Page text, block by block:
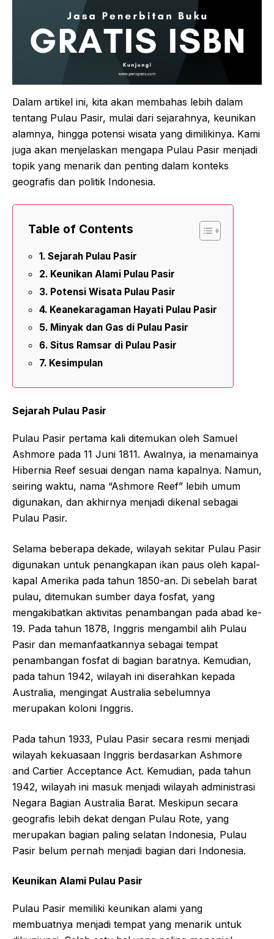
Dalam artikel ini, kita akan membahas lebih dalam
tentang Pulau Pasir, mulai dari sejarahnya, keunikan
alamnya, hingga potensi wisata yang dimilikinya. Kami
juga akan menjelaskan mengapa Pulau Pasir menjadi
topik yang menarik dan penting dalam konteks
geografis dan politik Indonesia.
Table of Contents
Sejarah Pulau Pasir
Keunikan Alami Pulau Pasir
Potensi Wisata Pulau Pasir
Keanekaragaman Hayati Pulau Pasir
Minyak dan Gas di Pulau Pasir
Situs Ramsar di Pulau Pasir
Kesimpulan
Sejarah Pulau Pasir
Pulau Pasir pertama kali ditemukan oleh Samuel
Ashmore pada 11 Juni 1811. Awalnya, ia menamainya
Hibernia Reef sesuai dengan nama kapalnya. Namun,
seiring waktu, nama “Ashmore Reef” lebih umum
digunakan, dan akhirnya menjadi dikenal sebagai
Pulau Pasir.
Selama beberapa dekade, wilayah sekitar Pulau Pasir
digunakan untuk penangkapan ikan paus oleh kapal-
kapal Amerika pada tahun 1850-an. Di sebelah barat
pulau, ditemukan sumber daya fosfat, yang
mengakibatkan aktivitas penambangan pada abad ke-
19. Pada tahun 1878, Inggris mengambil alih Pulau
Pasir dan memanfaatkannya sebagai tempat
penambangan fosfat di bagian baratnya. Kemudian,
pada tahun 1942, wilayah ini diserahkan kepada
Australia, mengingat Australia sebelumnya
merupakan koloni Inggris.
Pada tahun 1933, Pulau Pasir secara resmi menjadi
wilayah kekuasaan Inggris berdasarkan Ashmore
and Cartier Acceptance Act. Kemudian, pada tahun
1942, wilayah ini masuk menjadi wilayah administrasi
Negara Bagian Australia Barat. Meskipun secara
geografis lebih dekat dengan Pulau Rote, yang
merupakan bagian paling selatan Indonesia, Pulau
Pasir belum pernah menjadi bagian dari Indonesia.
Keunikan Alami Pulau Pasir
Pulau Pasir memiliki keunikan alami yang
membuatnya menjadi tempat yang menarik untuk